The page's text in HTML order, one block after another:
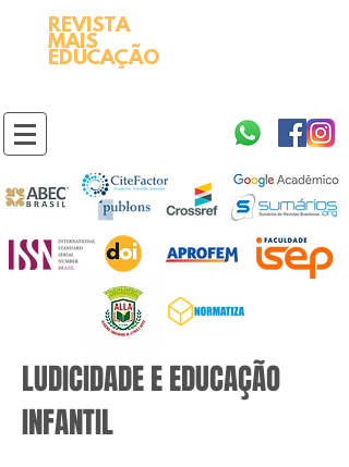
REVISTA
MAIS
EDUCAÇÃO
LUDICIDADE E EDUCAÇÃO
INFANTIL